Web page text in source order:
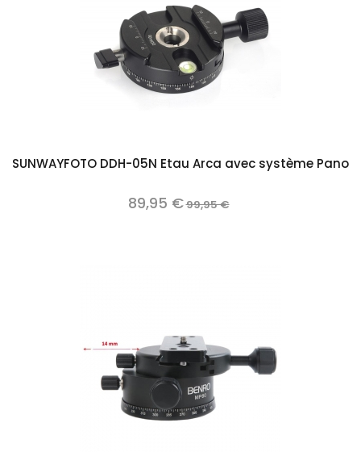
SUNWAYFOTO DDH-05N Etau Arca avec système Pano
89,95 €99,95 €